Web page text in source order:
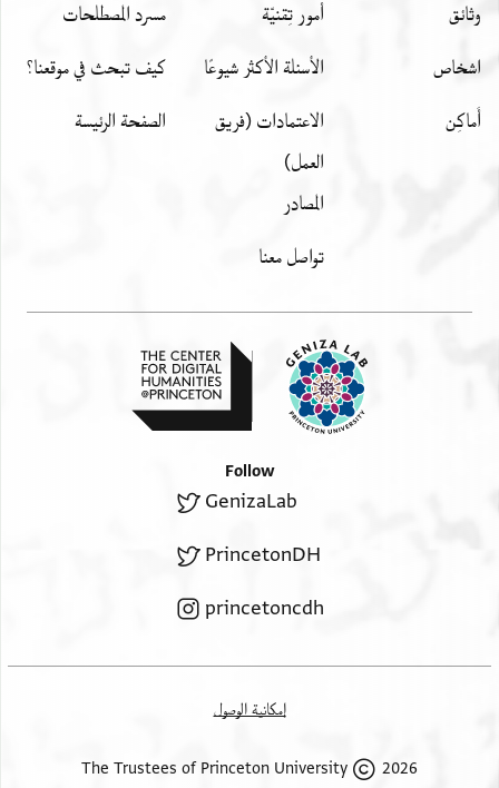
وثائق
اشخاص
أَماكِن
أمور تِقنيّة
الأسئلة الأكثر شيوعًا
الاعتمادات (فريق
العمل)
المصادر
تواصل معنا
مسرد المصطلحات
كيف تبحث في موقعنا؟
الصفحة الرئيسة
Follow
GenizaLab
PrincetonDH
princetoncdh
إمكانية الوصول
2026 The Trustees of Princeton University